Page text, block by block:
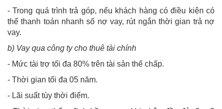
- Trong quá trình trả góp, nếu khách hàng có điều kiện có
thể thanh toán nhanh số nợ vay, rút ngắn thời gian trả nợ
vay.
b) Vay qua công ty cho thuê tài chính
- Mức tài trợ tối đa 80% trên tài sản thế chấp.
- Thời gian tối đa 05 năm.
- Lãi suất tùy thời điểm.